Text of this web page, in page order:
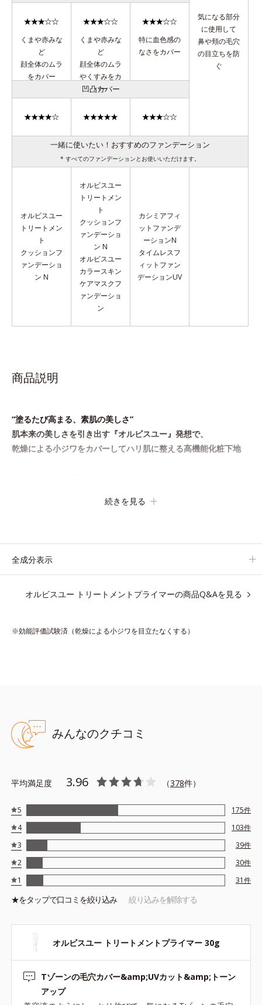
気になる部分
に使用して
鼻や頬の毛穴
の目立ちを防
ぐ
くまや赤みな
ど
顔全体のムラ
をカバー
くまや赤みな
ど
顔全体のムラ
やくすみをカ
バー
特に血色感の
なさをカバー
凹凸カバー
一緒に使いたい！おすすめのファンデーション
* すべてのファンデーションとお使いいただけます。
オルビスユー
トリートメン
ト
クッションフ
ァンデーショ
ン N
オルビスユー
トリートメン
ト
クッションフ
ァンデーショ
ン N
オルビスユー
カラースキン
ケアマスクフ
ァンデーショ
ン
カシミアフィ
ットファンデ
ーションN
タイムレスフ
ィットファン
デーションUV
商品説明
“塗るたび高まる、素肌の美しさ”
肌本来の美しさを引き出す『オルビスユー』発想で、
乾燥による小ジワをカバーしてハリ肌に整える高機能化粧下地
保湿成分が肌全層(*2)に働きかけて、肌のうるおいをグンとアッ
ケアのW効果で軽やかな美肌を印象づけます。
合成分(*3)が、ブルーライト、紫外線、大気中の微粒子汚れなど
【ラスティング効果】
皮脂選択テカリ防止成分(*5)
*2 角層の範囲内
*3 スキンプロテクト※複合成分配合＝肌を保護し、乾燥を防ぐ
複合成分 ※ ビルベリー葉エキス、タベブイアインペチギノサ
樹皮エキス
*4 グリセリルグルコシド（保湿成分）、（ジメチコン／ビニル
ジメチコン）クロスポリマー、ジメチコン（カバー成分）
*5 アクリレーツコポリマー
ンフリー
●SPF50・PA+++
●セイヨウナシ果汁エキス*1＝保湿成分 ●カンゾウ葉エキス＝保湿
続きを見る
全成分表示
オルビスユー トリートメントプライマーの商品Q&Aを見る
※効能評価試験済（乾燥による小ジワを目立たなくする）
みんなのクチコミ
平均満足度 3.96 （378件）
5 175件
4
103件
3
39件
2
30件
1
31件
★をタップで口コミを絞り込み 絞り込みを解除する
オルビスユー トリートメントプライマー 30g
Tゾーンの毛穴カバー&amp;UVカット&amp;トーン
アップ